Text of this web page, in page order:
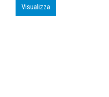
Visualizza